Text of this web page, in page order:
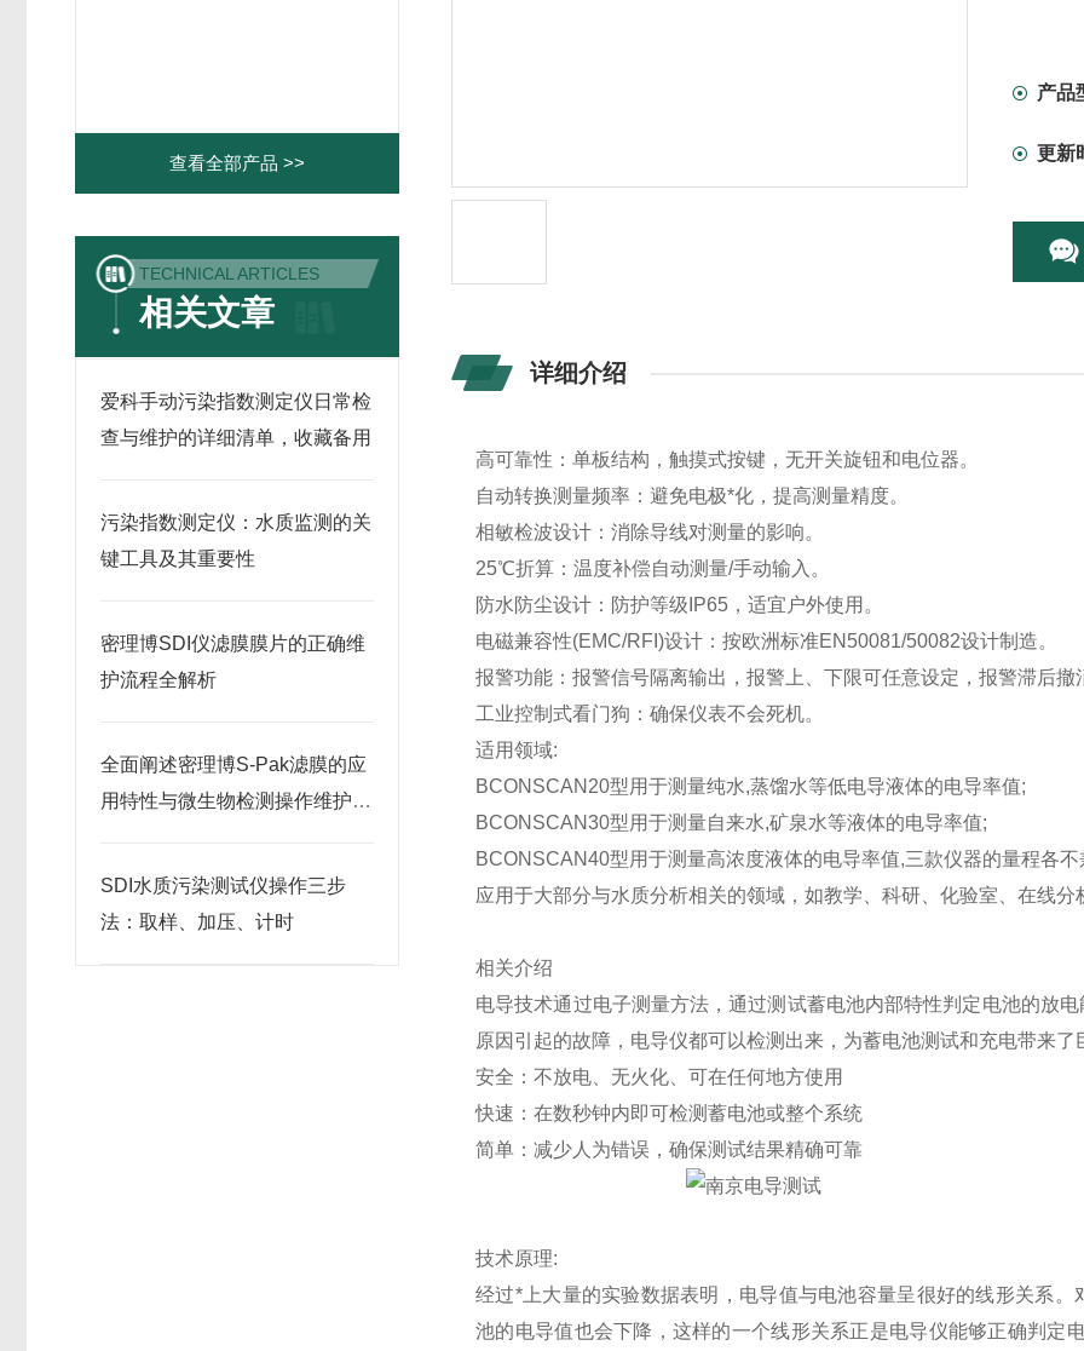
查看全部产品 >>
TECHNICAL ARTICLES
相关文章
爱科手动污染指数测定仪日常检
查与维护的详细清单，收藏备用
污染指数测定仪：水质监测的关
键工具及其重要性
密理博SDI仪滤膜膜片的正确维
护流程全解析
全面阐述密理博S-Pak滤膜的应
用特性与微生物检测操作维护指
SDI水质污染测试仪操作三步
法：取样、加压、计时
产品
更新
详细介绍
高可靠性：单板结构，触摸式按键，无开关旋钮和电位器。
自动转换测量频率：避免电极*化，提高测量精度。
相敏检波设计：消除导线对测量的影响。
25℃折算：温度补偿自动测量/手动输入。
防水防尘设计：防护等级IP65，适宜户外使用。
电磁兼容性(EMC/RFI)设计：按欧洲标准EN50081/50082设计制造。
报警功能：报警信号隔离输出，报警上、下限可任意设定，报警滞后撤
工业控制式看门狗：确保仪表不会死机。
适用领域:
BCONSCAN20型用于测量纯水,蒸馏水等低电导液体的电导率值;
BCONSCAN30型用于测量自来水,矿泉水等液体的电导率值;
BCONSCAN40型用于测量高浓度液体的电导率值,三款仪器的量程各不
应用于大部分与水质分析相关的领域，如教学、科研、化验室、在线分
相关介绍
电导技术通过电子测量方法，通过测试蓄电池内部特性判定电池的放
原因引起的故障，电导仪都可以检测出来，为蓄电池测试和充电带来了
安全：不放电、无火化、可在任何地方使用
快速：在数秒钟内即可检测蓄电池或整个系统
简单：减少人为错误，确保测试结果精确可靠
技术原理:
经过*上大量的实验数据表明，电导值与电池容量呈很好的线形关系
池的电导值也会下降，这样的一个线形关系正是电导仪能够正确判定